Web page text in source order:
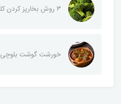
3 روش بخارپز کردن کلم بروکلی + فیلم
خورشت گوشت بلوچی